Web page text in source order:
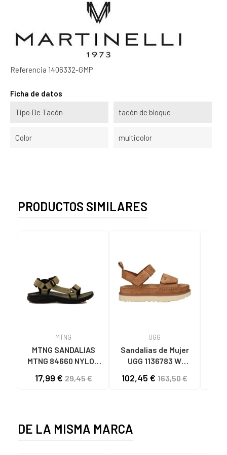
Referencia 1406332-GMP
Ficha de datos
Tipo De Tacón tacón de bloque
Color multicolor
PRODUCTOS SIMILARES
MTNG
MTNG SANDALIAS
MTNG 84660 NYLON
C59785 - - NYLON
17,99 €29,45 €
UGG
Sandalias de Mujer
UGG 1136783 W
CHESTNUT
102,45 € 163,50 €
DE LA MISMA MARCA